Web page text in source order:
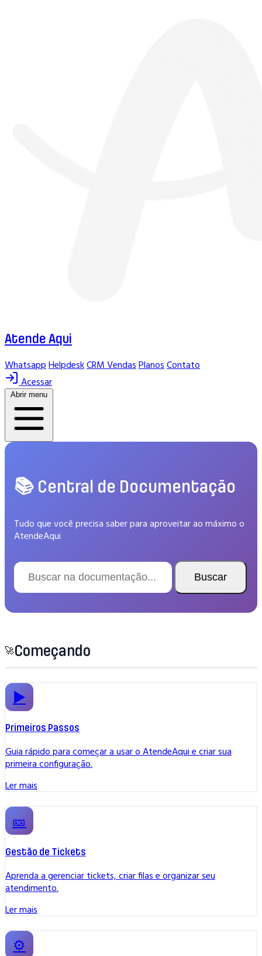
Atende Aqui
Whatsapp Helpdesk CRM Vendas Planos Contato
Acessar
Abrir menu
📚 Central de Documentação
Tudo que você precisa saber para aproveitar ao máximo o
AtendeAqui
Buscar
🚀Começando
▶️
Primeiros Passos
Guia rápido para começar a usar o AtendeAqui e criar sua
primeira configuração.
Ler mais
🎫
Gestão de Tickets
Aprenda a gerenciar tickets, criar filas e organizar seu
atendimento.
Ler mais
⚙️